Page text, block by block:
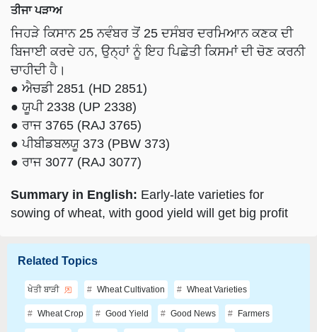
ਤੀਜਾ ਪੜਾਅ
ਜਿਹੜੇ ਕਿਸਾਨ 25 ਨਵੰਬਰ ਤੋਂ 25 ਦਸੰਬਰ ਦਰਮਿਆਨ ਕਣਕ ਦੀ
ਬਿਜਾਈ ਕਰਦੇ ਹਨ, ਉਨ੍ਹਾਂ ਨੂੰ ਇਹ ਪਿਛੇਤੀ ਕਿਸਮਾਂ ਦੀ ਚੋਣ ਕਰਨੀ
ਚਾਹੀਦੀ ਹੈ।
● ਐਚਡੀ 2851 (HD 2851)
● ਯੂਪੀ 2338 (UP 2338)
● ਰਾਜ 3765 (RAJ 3765)
● ਪੀਬੀਡਬਲਯੂ 373 (PBW 373)
● ਰਾਜ 3077 (RAJ 3077)
Summary in English: Early-late varieties for
sowing of wheat, with good yield will get big profit
Related Topics
ਖੇਤੀ ਬਾੜੀ Wheat Cultivation Wheat Varieties
Wheat Crop Good Yield Good News Farmers